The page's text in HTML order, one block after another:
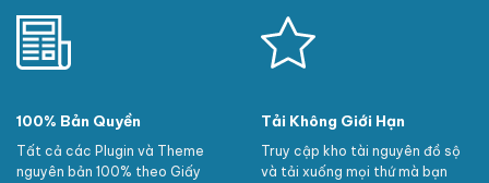
100% Bản Quyền
Tất cả các Plugin và Theme
nguyên bản 100% theo Giấy
Tải Không Giới Hạn
Truy cập kho tài nguyên đồ sộ
và tải xuống mọi thứ mà bạn